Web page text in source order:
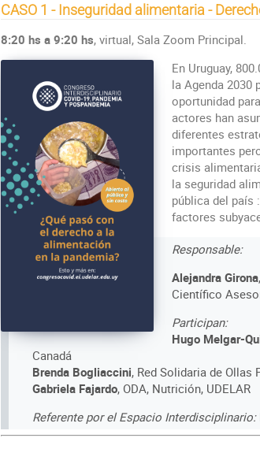
CASO 1 - Inseguridad alimentaria -
8:20 hs a 9:20 hs, virtual, Sala Zoom Principal.
En Uruguay,
la Agenda 2030
oportunidad
actores han
diferentes
importantes
crisis
la seguridad
pública del país
factores
Responsable:
Alejandra Girona
Científico
Participan:
Hugo Melgar-
Canadá
Brenda Bogliaccini, Red Solidaria de Ollas
Gabriela Fajardo, ODA, Nutrición, UDELAR
Referente por el Espacio Interdisciplinario: